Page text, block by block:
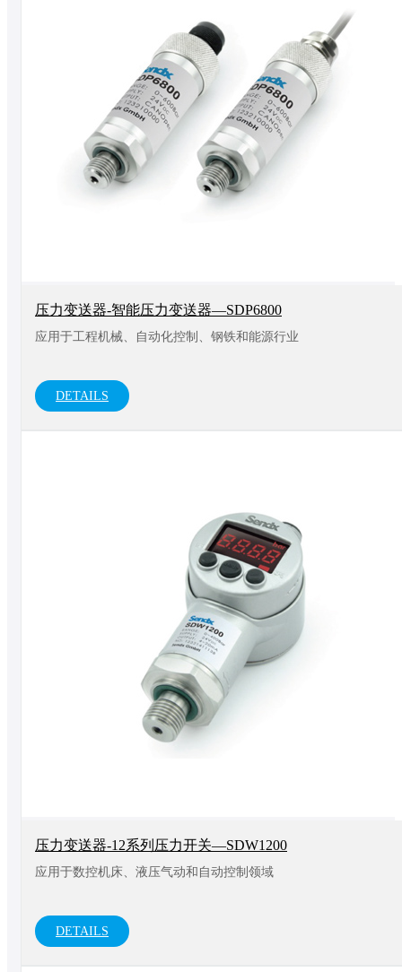
压力变送器-智能压力变送器—SDP6800
应用于工程机械、自动化控制、钢铁和能源行业
DETAILS
压力变送器-12系列压力开关—SDW1200
应用于数控机床、液压气动和自动控制领域
DETAILS